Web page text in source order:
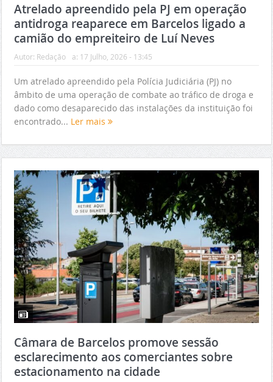
Atrelado apreendido pela PJ em operação
antidroga reaparece em Barcelos ligado a
camião do empreiteiro de Luí Neves
Autor: Redação a: 17 Julho, 2026 - 13:45
Um atrelado apreendido pela Polícia Judiciária (PJ) no
âmbito de uma operação de combate ao tráfico de droga e
dado como desaparecido das instalações da instituição foi
encontrado... Ler mais
Câmara de Barcelos promove sessão
esclarecimento aos comerciantes sobre
estacionamento na cidade